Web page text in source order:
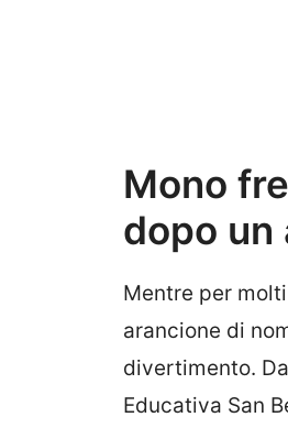
Mono
dopo un
Mentre per
arancione di
divertimento.
Educativa San